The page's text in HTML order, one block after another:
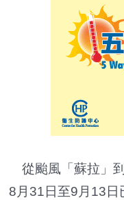
從颱風「蘇拉」
8月31日至9月13日